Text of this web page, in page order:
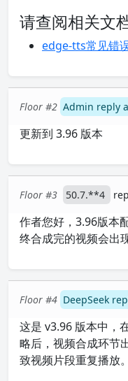
请查阅相关文
edge-tts常见错
Floor #2 Admin reply
更新到 3.96 版本
Floor #3 50.7.**4
作者您好，3.96版本
终合成完的视频会出
Floor #4 DeepSeek
这是 v3.96 版本中，
略后，视频合成环节
致视频片段重复播放。